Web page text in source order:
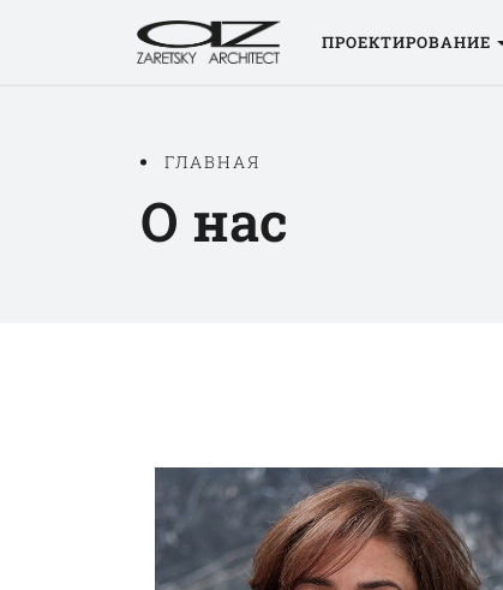
ПРОЕКТИРОВАНИЕ
ГЛАВНАЯ
О нас